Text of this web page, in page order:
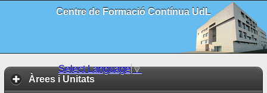
Centre de Formació Contínua UdL
Àrees i Unitats
Select Language▼